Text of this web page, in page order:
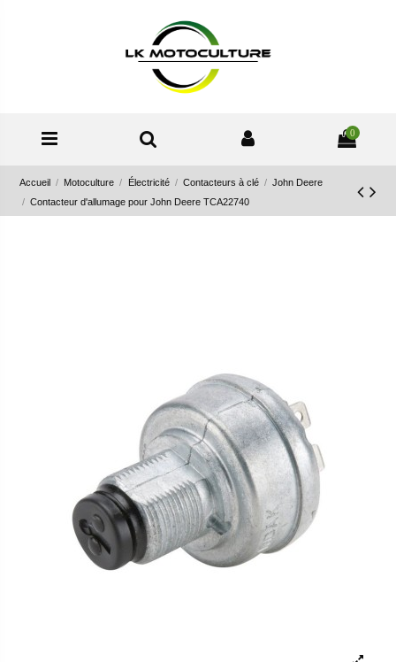
0
Accueil Motoculture Électricité Contacteurs à clé
John Deere
Contacteur d'allumage pour John Deere TCA22740